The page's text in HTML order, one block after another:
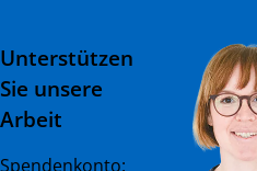
Unterstützen
Sie unsere
Arbeit
Spendenkonto: